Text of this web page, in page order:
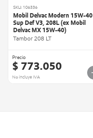
SKU: 106336
Mobil Delvac Modern 15W-40
Sup Def V3, 208L (ex Mobil
Delvac MX 15W-40)
Tambor 208 LT
Precio
$ 773.050
No incluye IVA